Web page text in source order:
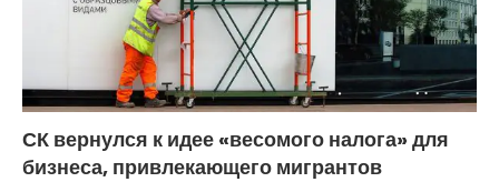
СК вернулся к идее «весомого налога» для
бизнеса, привлекающего мигрантов